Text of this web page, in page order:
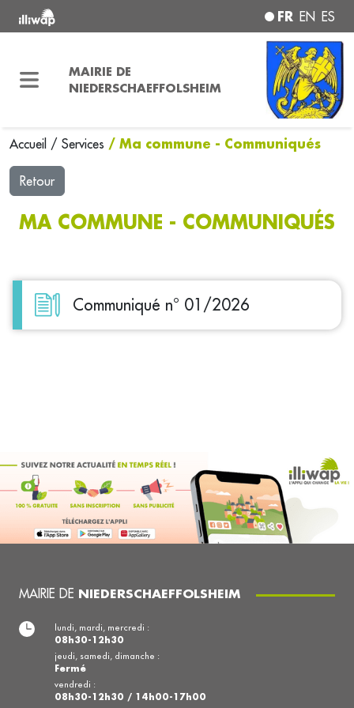
FR EN ES
MAIRIE DE
NIEDERSCHAEFFOLSHEIM
Accueil / Services / Ma commune - Communiqués
Retour
MA COMMUNE - COMMUNIQUÉS
Communiqué n° 01/2026
MAIRIE DE NIEDERSCHAEFFOLSHEIM
lundi, mardi, mercredi :
08h30-12h30
jeudi, samedi, dimanche :
Fermé
vendredi :
08h30-12h30 / 14h00-17h00